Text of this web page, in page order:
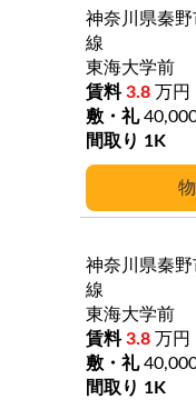
神奈川県秦野
線
東海大学前
3.8 万円
1K
神奈川県秦野
線
東海大学前
3.8 万円
1K